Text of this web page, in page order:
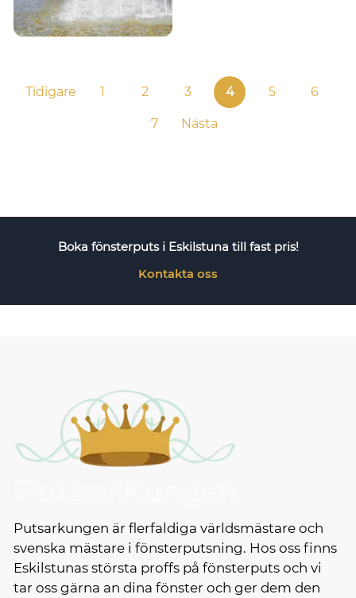
Tidigare 1 2 3 4 5 6
7 Nästa
Boka fönsterputs i Eskilstuna till fast pris!
Kontakta oss
Putsarkungen är flerfaldiga världsmästare och
svenska mästare i fönsterputsning. Hos oss finns
Eskilstunas största proffs på fönsterputs och vi
tar oss gärna an dina fönster och ger dem den